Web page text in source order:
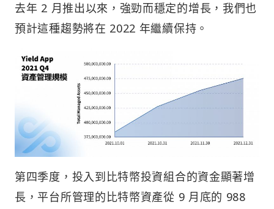
去年 2 月推出以來，強勁而穩定的增長，我們也
預計這種趨勢將在 2022 年繼續保持。
第四季度，投入到比特幣投資組合的資金顯著增
長，平台所管理的比特幣資產從 9 月底的 988